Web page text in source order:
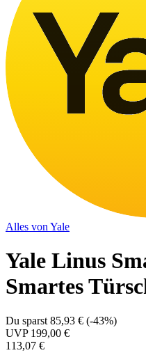
Alles von Yale
Yale Linus
Smartes
Du sparst 85,93 € (-43%)
UVP 199,00 €
113,07 €